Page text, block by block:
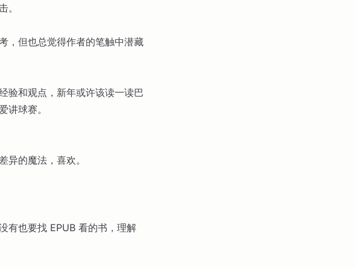
。
，但也总觉得作者的笔触中潜藏
验和观点，新年或许该读一读巴
讲球赛。
异的魔法，喜欢。
有也要找 EPUB 看的书，理解